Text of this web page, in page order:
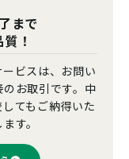
まで
！
ビスは、お問い
お取引です。中
てもご納得いた
す。